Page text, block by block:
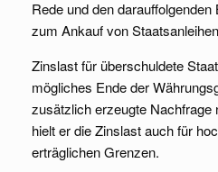
Rede und den
zum Ankauf von
Zinslast für überschuldete
mögliches Ende der
zusätzlich erzeugte Nachfrage
hielt er die Zinslast auch für
erträglichen Grenzen.